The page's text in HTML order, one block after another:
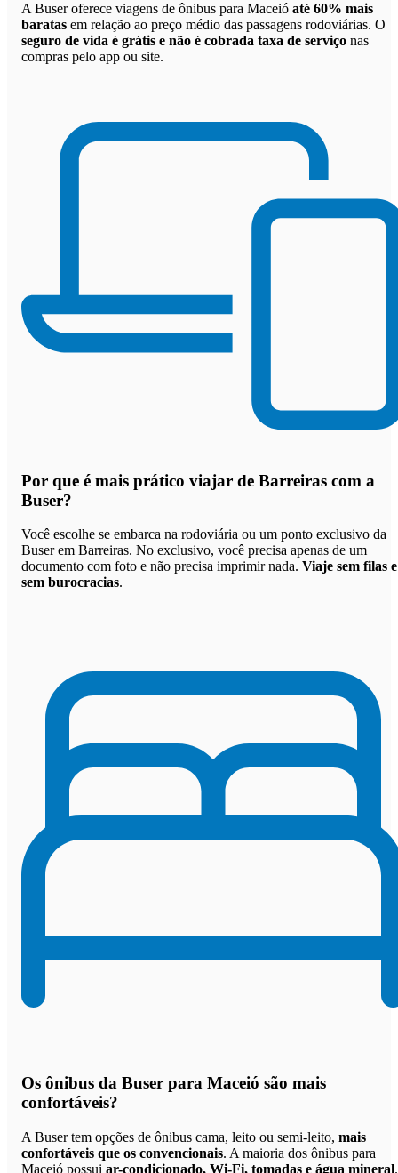
A Buser oferece viagens de ônibus para Maceió até 60% mais
baratas em relação ao preço médio das passagens rodoviárias. O
seguro de vida é grátis e não é cobrada taxa de serviço nas
compras pelo app ou site.
Por que é mais prático viajar de Barreiras com a
Buser?
Você escolhe se embarca na rodoviária ou um ponto exclusivo da
Buser em Barreiras. No exclusivo, você precisa apenas de um
documento com foto e não precisa imprimir nada. Viaje sem filas e
sem burocracias.
Os ônibus da Buser para Maceió são mais
confortáveis?
A Buser tem opções de ônibus cama, leito ou semi-leito, mais
confortáveis que os convencionais. A maioria dos ônibus para
Maceió possui ar-condicionado, Wi-Fi, tomadas e água mineral.